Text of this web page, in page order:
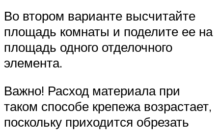
Во втором варианте высчитайте
площадь комнаты и поделите ее на
площадь одного отделочного
элемента.
Важно! Расход материала при
таком способе крепежа возрастает,
поскольку приходится обрезать